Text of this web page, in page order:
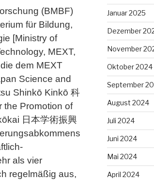
(BMBF)
für Bildung,
[Ministry of
MEXT,
dem MEXT
Science and
Shinkō Kinkō 科
the Promotion of
日本学術振興
als vier
regelmäßig aus,
Januar 2025
Dezember
November
Oktober 2024
September
August 2024
Juli 2024
Juni 2024
Mai 2024
April 2024